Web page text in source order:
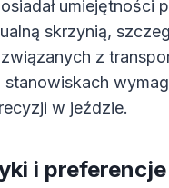
umiejętności
skrzynią,
z
stanowiskach
w jeździe.
i preferencje